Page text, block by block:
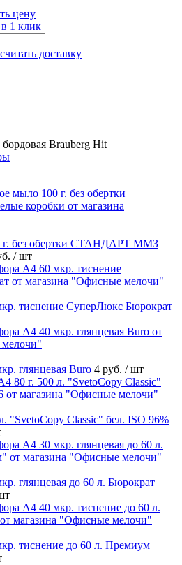
цену
1 клик
доставку
Brauberg Hit
г. без обертки СТАНДАРТ ММЗ
/ шт
тиснение СуперЛюкс Бюрократ
глянцевая Buro 4 руб. / шт
"SvetoCopy Classic" бел. ISO 96%
глянцевая до 60 л. Бюрократ
тиснение до 60 л. Премиум